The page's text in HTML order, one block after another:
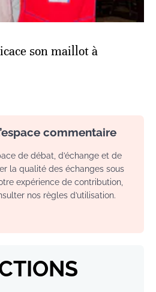
son maillot à
commentaire
de débat, d’échange et de
la qualité des échanges sous
expérience de contribution,
nos règles d’utilisation.